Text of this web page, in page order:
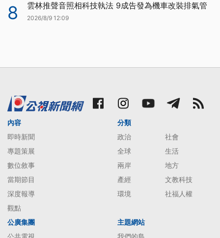
8 雲林推聲音照相科技執法 9成告發為機車改裝排氣管
2026/8/9 12:09
內容
即時新聞
專題策展
數位敘事
當期節目
深度報導
觀點
分類
政治
社會
全球
生活
兩岸
地方
產經
文教科技
環境
社福人權
公廣集團
主題網站